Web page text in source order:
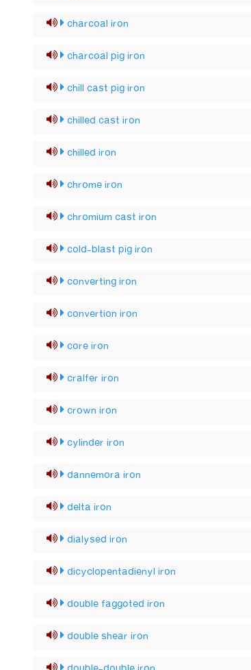
charcoal iron
charcoal pig iron
chill cast pig iron
chilled cast iron
chilled iron
chrome iron
chromium cast iron
cold-blast pig iron
converting iron
convertion iron
core iron
cralfer iron
crown iron
cylinder iron
dannemora iron
delta iron
dialysed iron
dicyclopentadienyl iron
double faggoted iron
double shear iron